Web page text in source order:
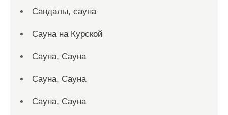
Сандалы, сауна
Сауна на Курской
Сауна, Сауна
Сауна, Сауна
Сауна, Сауна